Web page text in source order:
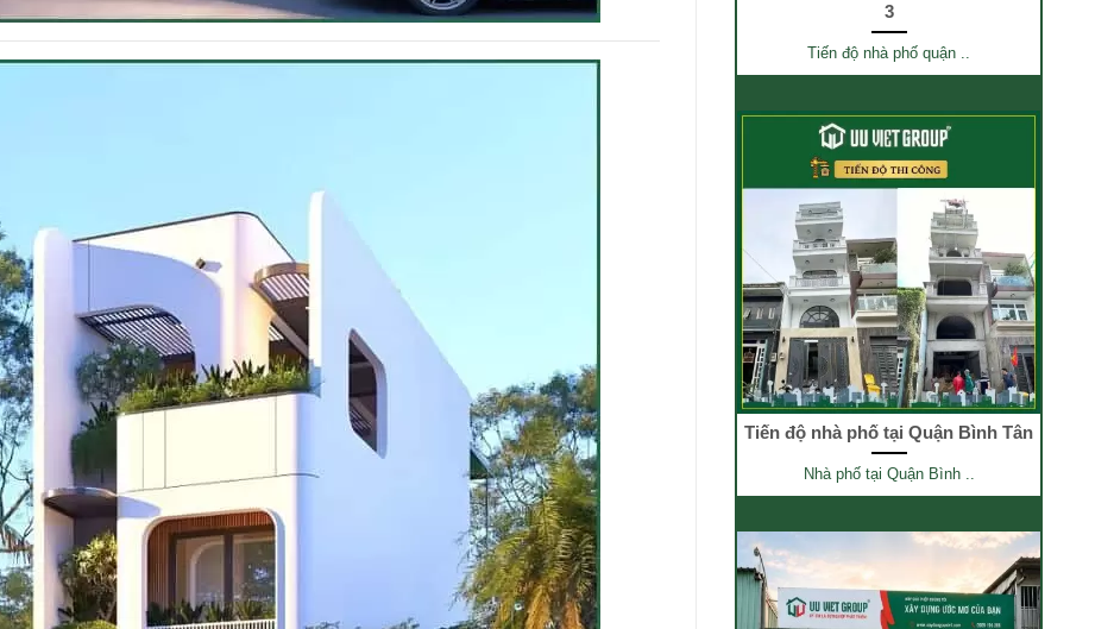
3
Tiến độ nhà phố quận ..
Tiến độ nhà phố tại Quận Bình Tân
Nhà phố tại Quận Bình ..